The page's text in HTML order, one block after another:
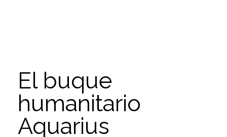
El buque
humanitario
Aquarius